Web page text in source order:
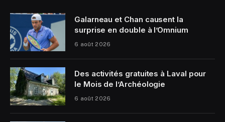
Galarneau et Chan causent la
surprise en double à l’Omnium
6 août 2026
Des activités gratuites à Laval pour
le Mois de l’Archéologie
6 août 2026